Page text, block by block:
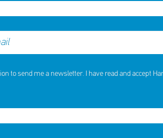
to send me a newsletter. I have read and accept